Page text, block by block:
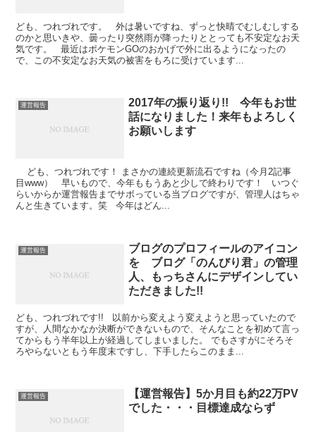
ども、つれづれです。 外は暑いですね、ずっと快晴でむしむしする
のかと思いきや、曇ったり突然雨が降ったりととっても不安定なお天
気です。 最近はポケモンGOのおかげで外に出るようになったの
で、この不安定なお天気の被害をもろに受けています...
運営報告
2017年の振り返り!! 今年もお世
話になりました！来年もよろしく
お願いします
ども、つれづれです！ まさかの連続更新流石ですね（今月2記事
目www） 早いもので、今年ももうあと少しで終わりです！ いつぐ
らいからか運営報告までサボっている当ブログですが、管理人はちゃ
んと生きています。笑 今年はどん...
運営報告
ブログのプロフィールのアイコン
を ブログ「のんびり君」の管理
人、もっちさんにデザインしてい
ただきました!!
ども、つれづれです!! 以前から変えよう変えようと思っていたので
すが、人間なかなか決断ができないもので、そんなことを初めて言っ
てからもう半年以上が経過してしまいました。 でもさすがにそろそ
ろやらないともう年度末ですし、下手したらこのまま...
運営報告
【運営報告】5か月目も約22万PV
でした・・・目標達成ならず